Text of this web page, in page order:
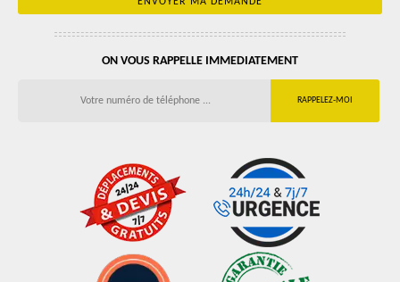
ON VOUS RAPPELLE IMMEDIATEMENT